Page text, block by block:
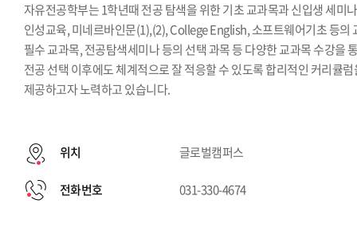
자유전공학부는 1학년때 전공 탐색을 위한 기초 교과목과 신입생 세미
인성교육, 미네르바인문(1),(2), College English, 소프트웨어기초 등의
필수 교과목, 전공탐색세미나 등의 선택 과목 등 다양한 교과목 수강을
전공 선택 이후에도 체계적으로 잘 적응할 수 있도록 합리적인 커리큘
제공하고자 노력하고 있습니다.
위치 글로벌캠퍼스
전화번호 031-330-4674